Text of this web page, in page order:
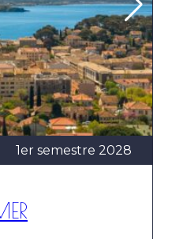
1er semestre 2028